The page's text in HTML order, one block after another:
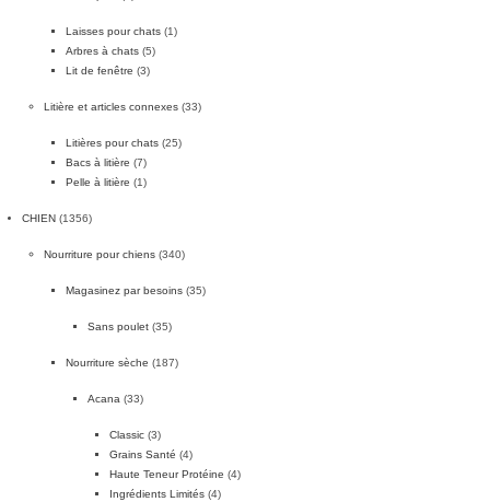
Laisses pour chats (1)
Arbres à chats (5)
Lit de fenêtre (3)
Litière et articles connexes (33)
Litières pour chats (25)
Bacs à litière (7)
Pelle à litière (1)
CHIEN (1356)
Nourriture pour chiens (340)
Magasinez par besoins (35)
Sans poulet (35)
Nourriture sèche (187)
Acana (33)
Classic (3)
Grains Santé (4)
Haute Teneur Protéine (4)
Ingrédients Limités (4)